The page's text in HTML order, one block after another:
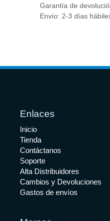
Garantía de
Envío: 2-3 días
Enlaces
Inicio
Tienda
Contáctanos
Soporte
Alta Distribuidores
Cambios y Devoluciones
Gastos de envíos